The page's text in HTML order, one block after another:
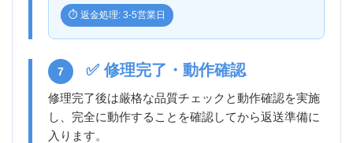
⏱️ 返金処理: 3-5営業日
7 ✅ 修理完了・動作確認
修理完了後は厳格な品質チェックと動作確認を実施
し、完全に動作することを確認してから返送準備に
入ります。